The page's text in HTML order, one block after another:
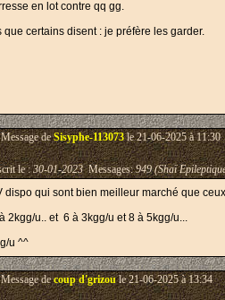
en lot contre qq gg.
que certains disent : je préfère les garder.
deSisyphe-113073le 21-06-2025 à 11:30
le :30-01-2023Messages:949 (Shaï
dispo qui sont bien meilleur marché que
2kgg/u.. et 6 à 3kgg/u et 8 à 5kgg/u...
u ^^
decoup d'grizoule 21-06-2025 à 13:34